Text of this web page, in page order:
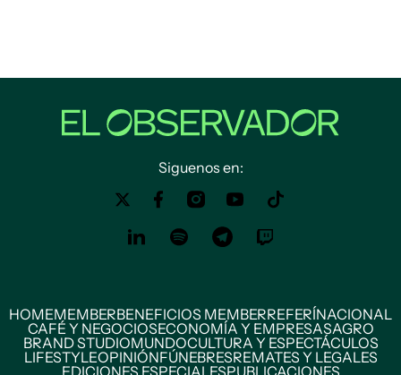
Siguenos en:
HOMEMEMBERBENEFICIOS MEMBERREFERÍNACIONAL
CAFÉ Y NEGOCIOSECONOMÍA Y EMPRESASAGRO
BRAND STUDIOMUNDOCULTURA Y ESPECTÁCULOS
LIFESTYLEOPINIÓNFÚNEBRESREMATES Y LEGALES
EDICIONES ESPECIALESPUBLICACIONES